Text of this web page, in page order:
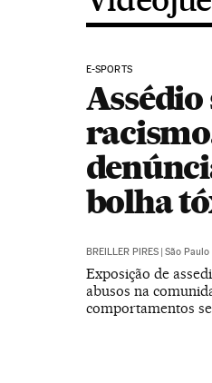
E-SPORTS
bolha
BREILLER PIRES | São Paulo
Exposição de
abusos na
comportamentos